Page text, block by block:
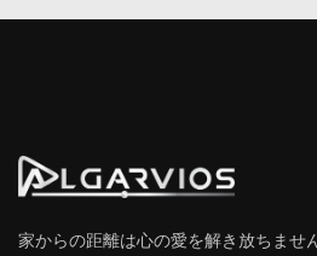
家からの距離は心の愛を解き放ちませ